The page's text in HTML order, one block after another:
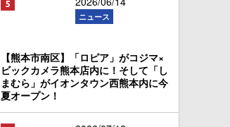
ニュース
【熊本市南区】「ロピア」がコジマ×
ビックカメラ熊本店内に！そして「し
まむら」がイオンタウン西熊本内に今
夏オープン！